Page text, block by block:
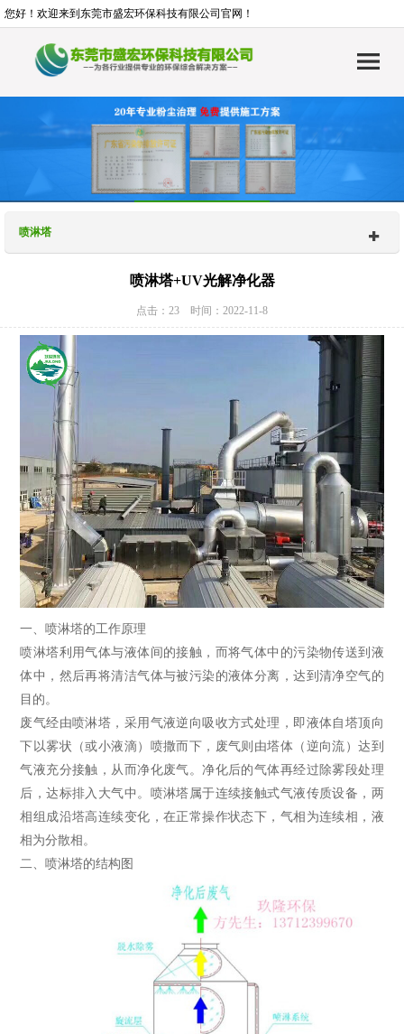
您好！欢迎来到东莞市盛宏环保科技有限公司官网！
喷淋塔
喷淋塔+UV光解净化器
点击：23 时间：2022-11-8
一、喷淋塔的工作原理
喷淋塔利用气体与液体间的接触，而将气体中的污染物传送到液
体中，然后再将清洁气体与被污染的液体分离，达到清净空气的
目的。
废气经由喷淋塔，采用气液逆向吸收方式处理，即液体自塔顶向
下以雾状（或小液滴）喷撒而下，废气则由塔体（逆向流）达到
气液充分接触，从而净化废气。净化后的气体再经过除雾段处理
后，达标排入大气中。喷淋塔属于连续接触式气液传质设备，两
相组成沿塔高连续变化，在正常操作状态下，气相为连续相，液
相为分散相。
二、喷淋塔的结构图